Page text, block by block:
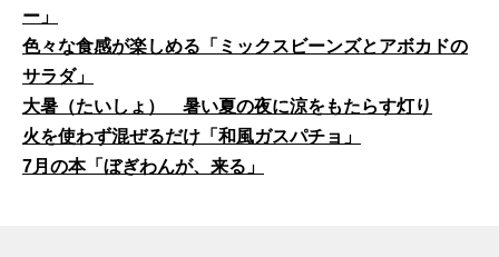
ー」
色々な食感が楽しめる「ミックスビーンズとアボカドの
サラダ」
大暑（たいしょ） 暑い夏の夜に涼をもたらす灯り
火を使わず混ぜるだけ「和風ガスパチョ」
7月の本「ぼぎわんが、来る」